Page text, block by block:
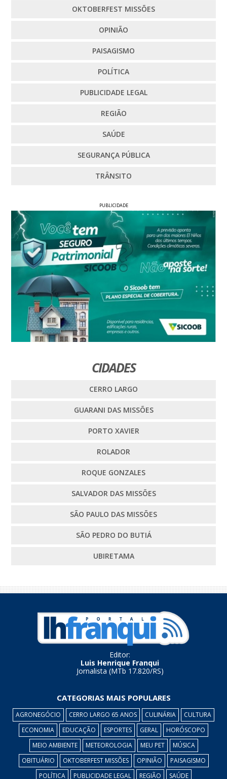
OKTOBERFEST MISSÕES
OPINIÃO
PAISAGISMO
POLÍTICA
PUBLICIDADE LEGAL
REGIÃO
SAÚDE
SEGURANÇA PÚBLICA
TRÂNSITO
PUBLICIDADE
CIDADES
CERRO LARGO
GUARANI DAS MISSÕES
PORTO XAVIER
ROLADOR
ROQUE GONZALES
SALVADOR DAS MISSÕES
SÃO PAULO DAS MISSÕES
SÃO PEDRO DO BUTIÁ
UBIRETAMA
Editor:
Luis Henrique Franqui
Jornalista (MTb 17.820/RS)
CATEGORIAS MAIS POPULARES
AGRONEGÓCIO CERRO LARGO 65 ANOS CULINÁRIA
CULTURA
ECONOMIA
EDUCAÇÃO ESPORTES GERAL
HORÓSCOPO
MEIO AMBIENTE
METEOROLOGIA MEU PET
MÚSICA
OBITUÁRIO
OKTOBERFEST MISSÕES OPINIÃO
PAISAGISMO
POLÍTICA
PUBLICIDADE LEGAL REGIÃO SAÚDE